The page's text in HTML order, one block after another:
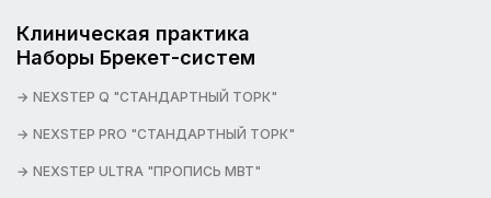
Клиническая практика
Наборы Брекет-систем
NEXSTEP Q "СТАНДАРТНЫЙ ТОРК"
NEXSTEP PRO "СТАНДАРТНЫЙ ТОРК"
NEXSTEP ULTRA "ПРОПИСЬ MBT"